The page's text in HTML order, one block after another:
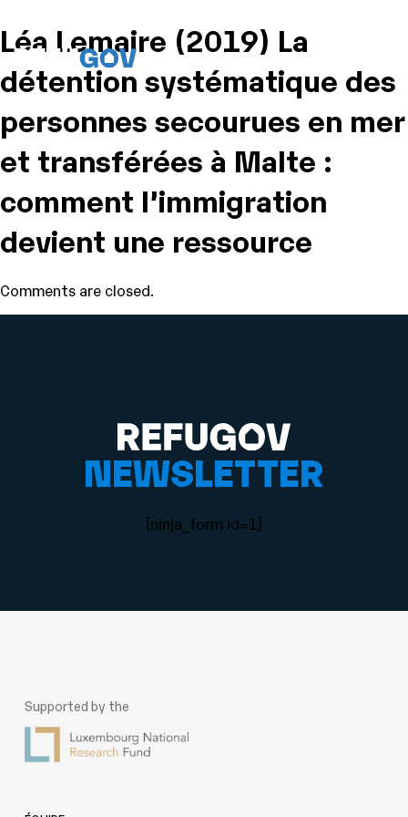
Léa Lemaire (2019) La
détention systématique des
personnes secourues en mer
et transférées à Malte :
comment l’immigration
devient une ressource
Comments are closed.
NEWSLETTER
[ninja_form id=1]
Supported by the